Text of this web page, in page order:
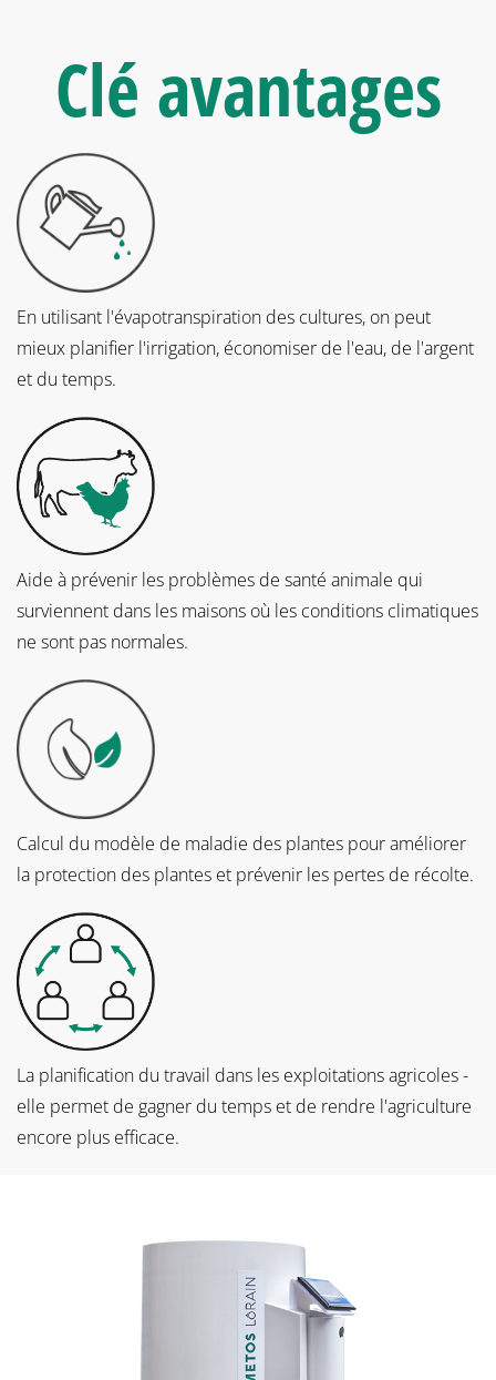
Clé avantages
En utilisant l'évapotranspiration des cultures, on peut
mieux planifier l'irrigation, économiser de l'eau, de l'argent
et du temps.
Aide à prévenir les problèmes de santé animale qui
surviennent dans les maisons où les conditions climatiques
ne sont pas normales.
Calcul du modèle de maladie des plantes pour améliorer
la protection des plantes et prévenir les pertes de récolte.
La planification du travail dans les exploitations agricoles -
elle permet de gagner du temps et de rendre l'agriculture
encore plus efficace.